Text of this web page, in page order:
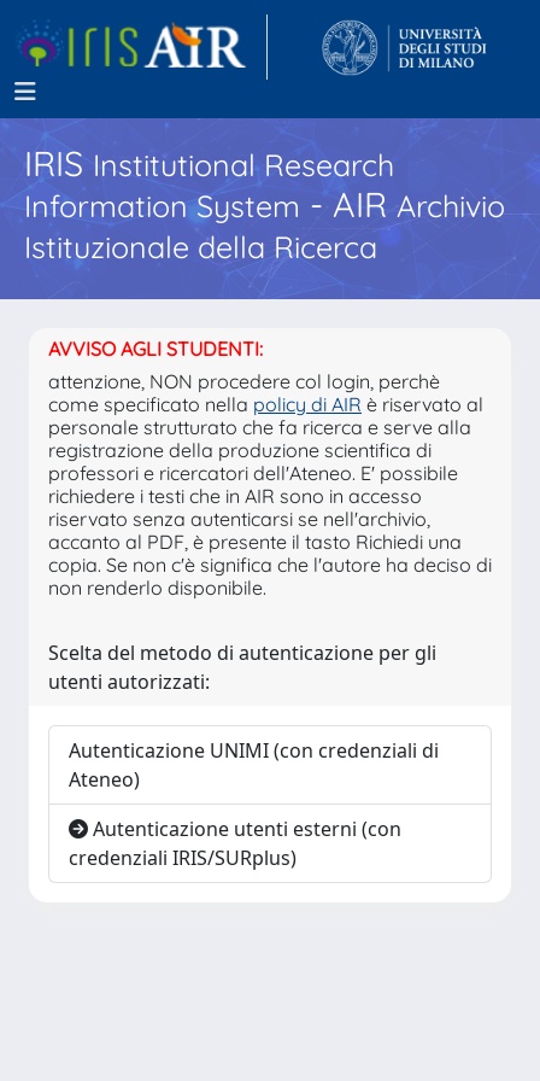
IRISInstitutional Research
Information System - AIR Archivio
Istituzionale della Ricerca
AVVISO AGLI STUDENTI:
attenzione, NON procedere col login, perchè
come specificato nella policy di AIR è riservato al
personale strutturato che fa ricerca e serve alla
registrazione della produzione scientifica di
professori e ricercatori dell'Ateneo. E' possibile
richiedere i testi che in AIR sono in accesso
riservato senza autenticarsi se nell'archivio,
accanto al PDF, è presente il tasto Richiedi una
copia. Se non c'è significa che l'autore ha deciso di
non renderlo disponibile.
Scelta del metodo di autenticazione per gli
utenti autorizzati:
Autenticazione UNIMI (con credenziali di
Ateneo)
Autenticazione utenti esterni (con
credenziali IRIS/SURplus)